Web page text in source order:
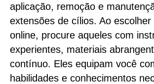
aplicação, remoção e
extensões de cílios. Ao
online, procure aqueles com
experientes, materiais
contínuo. Eles equipam você
habilidades e conhecimentos